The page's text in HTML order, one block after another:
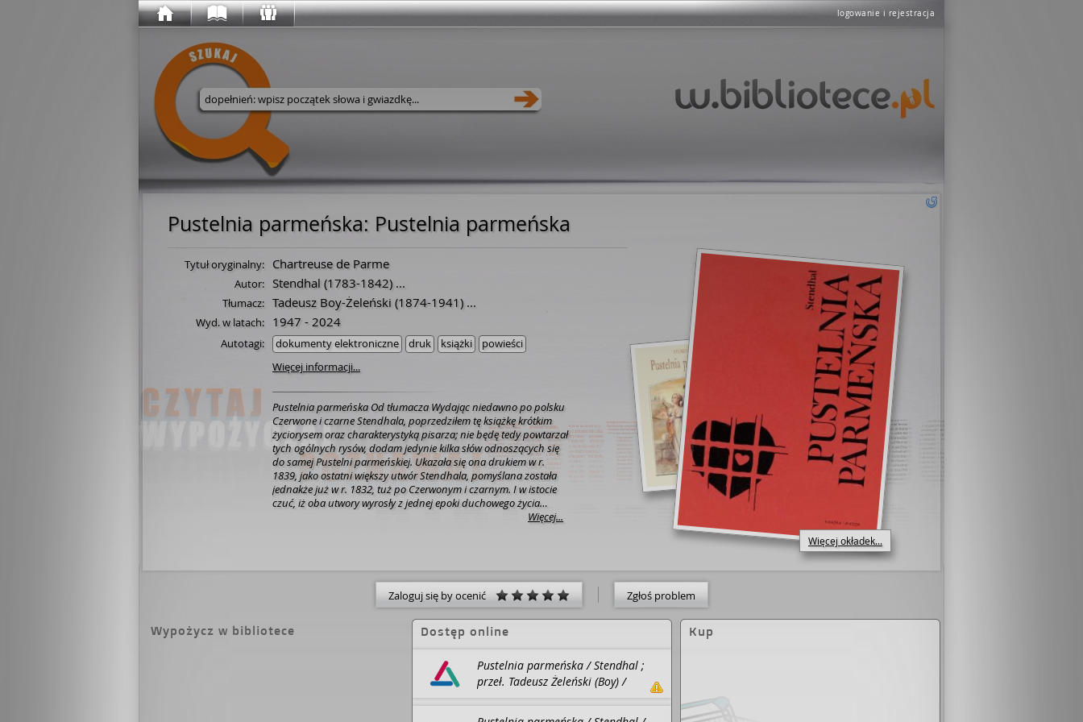
logowanie i rejestracja
Wyszukaj w serwisie
Pustelnia parmeńska: Pustelnia parmeńska
Więcej okładek...
Tytuł oryginalny: Chartreuse de Parme
Autor: Stendhal (1783-1842) ...
Tłumacz: Tadeusz Boy-Żeleński (1874-1941) ...
Wyd. w latach: 1947 - 2024
Autotagi: dokumenty elektroniczne druk książki
powieści
Więcej informacji...
Pustelnia parmeńska Od tłumacza Wydając niedawno po polsku
Czerwone i czarne Stendhala, poprzedziłem tę książkę krótkim
życiorysem oraz charakterystyką pisarza; nie będę tedy powtarzał
tych ogólnych rysów, dodam jedynie kilka słów odnoszących się
do samej Pustelni parmeńskiej. Ukazała się ona drukiem w r.
1839, jako ostatni większy utwór Stendhala, pomyślana została
jednakże już w r. 1832, tuż po Czerwonym i czarnym. I w istocie
czuć, iż oba utwory wyrosły z jednej epoki duchowego życia
pisarza, tyle odnajdujemy w nich wspólności. Wspólność — ale
twórczość Stendhala jest — przy pozorach suchego obiektywizmu
— tak osobista, iż znów trzeba nam w nim samym poszukać
komentarza do tej Pustelni parmeńskiej. Przypomnijmy go sobie w
r. 1800, kiedy jako siedemnastoletni chłopak pierwszy raz dosiada
konia, aby w ślad za krewniakiem swym, Daru, podążyć do Włoch
za armią Bonapartego. Młody Beyle dostaje się do Mediolanu, a
siła tych pierwszych upojeń, które znalazł na ziemi włoskiej, jako
jedna z żywych głosek wspaniałego rapsodu, który się tam
rozgrywał, jest taka, iż w trzydzieści lat później wspomnienie ich
Więcej...
Zaloguj się by ocenić Zgłoś problem
Wypożycz w bibliotece Dostęp online
Pustelnia parmeńska / Stendhal ;
przeł. Tadeusz Żeleński (Boy) /
BIBLIO, 2020.
Kup